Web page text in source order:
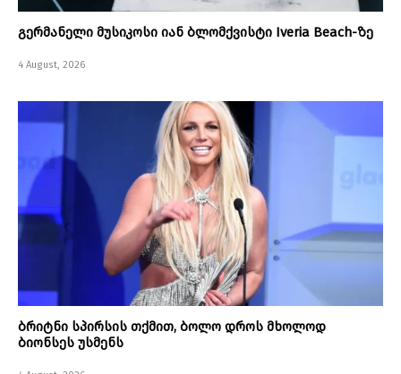
გერმანელი მუსიკოსი იან ბლომქვისტი Iveria Beach-ზე
4 August, 2026
ბრიტნი სპირსის თქმით, ბოლო დროს მხოლოდ
ბიონსეს უსმენს